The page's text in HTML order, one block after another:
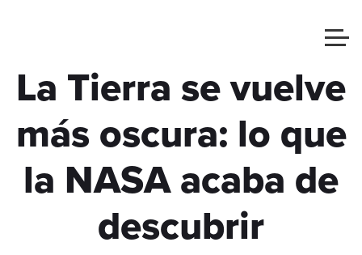
La Tierra se vuelve
más oscura: lo que
la NASA acaba de
descubrir